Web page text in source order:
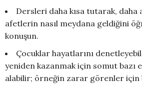
Dersleri daha kısa tutarak, daha
afetlerin nasıl meydana geldiğini
konuşun.
Çocuklar hayatlarını
yeniden kazanmak için somut bazı
alabilir; örneğin zarar görenler için